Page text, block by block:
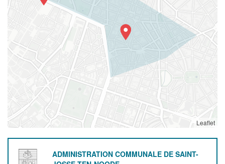
Leaflet
ADMINISTRATION COMMUNALE DE SAINT-